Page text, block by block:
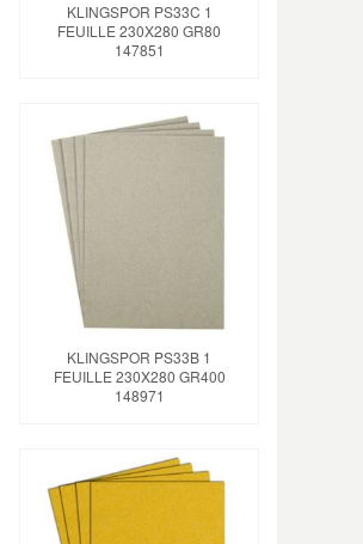
KLINGSPOR PS33C 1
FEUILLE 230X280 GR80
147851
KLINGSPOR PS33B 1
FEUILLE 230X280 GR400
148971